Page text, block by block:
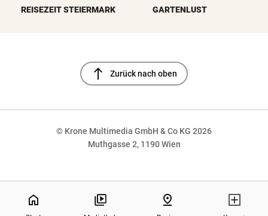
REISEZEIT STEIERMARK GARTENLUST
north Zurück nach oben
© Krone Multimedia GmbH & Co KG 2026
Muthgasse 2, 1190 Wien
home pin_drop
NaN%